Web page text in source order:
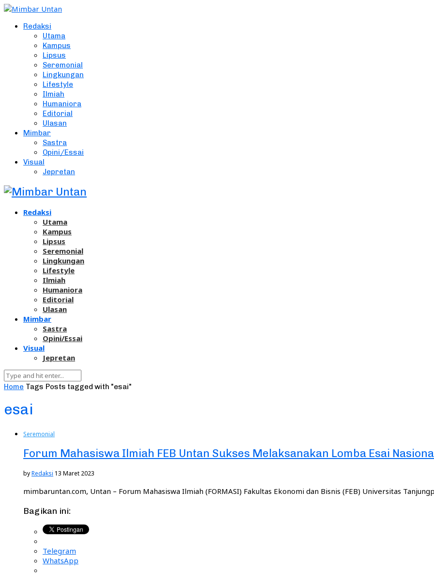
Redaksi
Utama
Kampus
Lipsus
Seremonial
Lingkungan
Lifestyle
Ilmiah
Humaniora
Editorial
Ulasan
Mimbar
Sastra
Opini/Essai
Visual
Jepretan
Redaksi
Utama
Kampus
Lipsus
Seremonial
Lingkungan
Lifestyle
Ilmiah
Humaniora
Editorial
Ulasan
Mimbar
Sastra
Opini/Essai
Visual
Jepretan
Home Tags Posts tagged with "esai"
esai
Seremonial
Forum Mahasiswa Ilmiah FEB Untan Sukses Melaksanakan Lomba Esai
byRedaksi 13 Maret 2023
mimbaruntan.com, Untan – Forum Mahasiswa Ilmiah (FORMASI) Fakultas Ekonomi dan Bisnis (FEB) Universitas
Bagikan ini:
Telegram
WhatsApp